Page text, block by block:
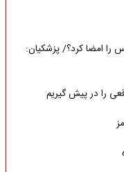
را امضا کرد؟/ پزشکیان:
را در پیش گیریم